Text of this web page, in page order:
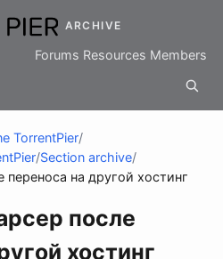
ARCHIVE
Forums Resources Members
TorrentPier/
/Section archive/
переноса на другой хостинг
после
хостинг